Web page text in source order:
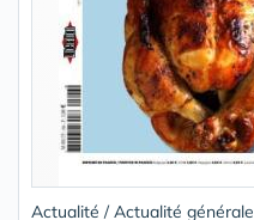
Actualité / Actualité générale